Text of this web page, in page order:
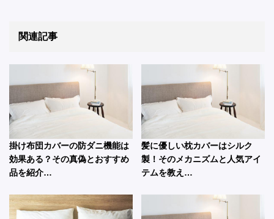
関連記事
掛け布団カバーの防ダニ機能は
効果ある？その真偽とおすすめ
品を紹介…
髪に優しい枕カバーはシルク
製！そのメカニズムと人気アイ
テムを教え…